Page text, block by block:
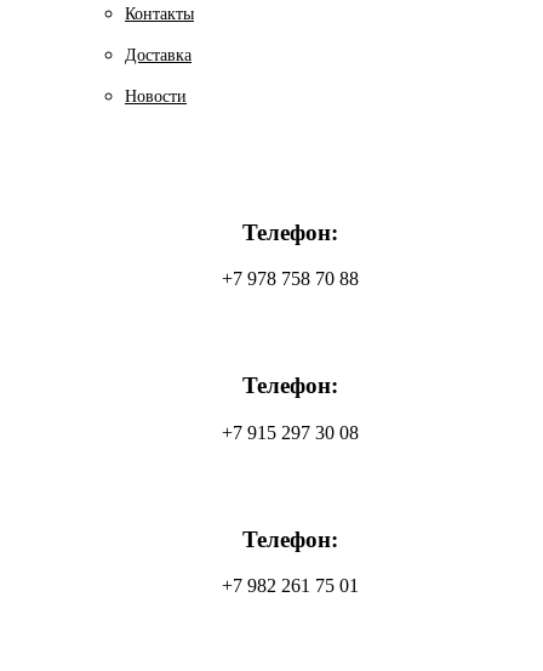
Контакты
Доставка
Новости
Телефон:
+7 978 758 70 88
Телефон:
+7 915 297 30 08
Телефон:
+7 982 261 75 01